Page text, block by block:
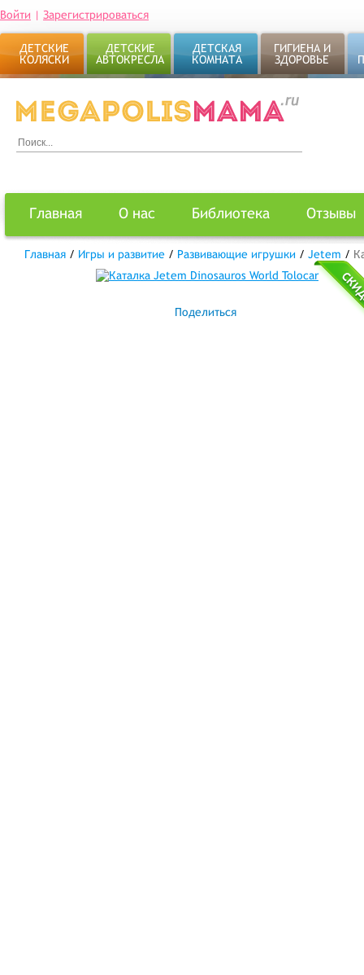
Войти | Зарегистрироваться
ДЕТСКИЕ
КОЛЯСКИ
ДЕТСКИЕ
АВТОКРЕСЛА
ДЕТСКАЯ
КОМНАТА
ГИГИЕНА И
ЗДОРОВЬЕ
Главная О нас Библиотека Отзывы
Главная / Игры и развитие / Развивающие игрушки / Jetem /
Поделиться